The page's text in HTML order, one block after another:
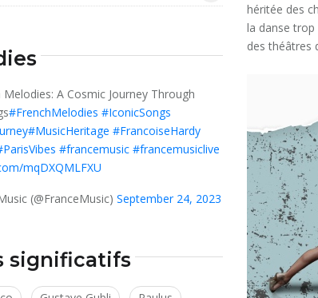
A Cosmic Journey Through
#FrenchMelodies #IconicSongs
#MusicHeritage #FrancoiseHardy
#francemusic #francemusiclive
mqDXQMLFXU
(@FranceMusic) September 24, 2023
significatifs
héritée des
la danse trop
des théâtres